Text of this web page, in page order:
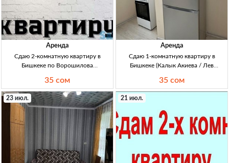
Аренда
Сдаю 2-комнатную квартиру в
Бишкеке по Ворошилова
длительный срок 2кв Бишкек,
Ворошилова (спортшкола),
длит.срок, с мебелью, 2/5 эт, аренда
35000 сом/мес, собств.
35 сом
Аренда
Сдаю 1-комнатную квартиру в
Бишкеке (Калык Акиева / Лев
34м², 4/9эт, ремонт, мебель,
долгосрочно, желательно семье,
аренда 35000 KGS + деп 20000
35 сом
23 июл. 21 июл.